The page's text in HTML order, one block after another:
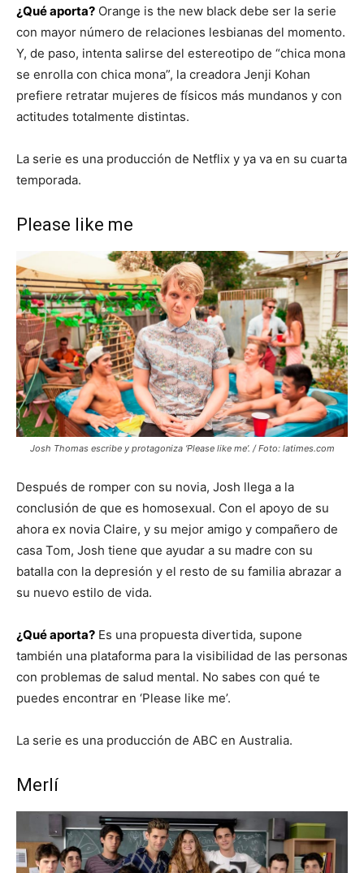
¿Qué aporta? Orange is the new black debe ser la serie
con mayor número de relaciones lesbianas del momento.
Y, de paso, intenta salirse del estereotipo de “chica mona
se enrolla con chica mona”, la creadora Jenji Kohan
prefiere retratar mujeres de físicos más mundanos y con
actitudes totalmente distintas.
La serie es una producción de Netflix y ya va en su cuarta
temporada.
Please like me
Josh Thomas escribe y protagoniza ‘Please like me’. / Foto: latimes.com
Después de romper con su novia, Josh llega a la
conclusión de que es homosexual. Con el apoyo de su
ahora ex novia Claire, y su mejor amigo y compañero de
casa Tom, Josh tiene que ayudar a su madre con su
batalla con la depresión y el resto de su familia abrazar a
su nuevo estilo de vida.
¿Qué aporta? Es una propuesta divertida, supone
también una plataforma para la visibilidad de las personas
con problemas de salud mental. No sabes con qué te
puedes encontrar en ‘Please like me’.
La serie es una producción de ABC en Australia.
Merlí